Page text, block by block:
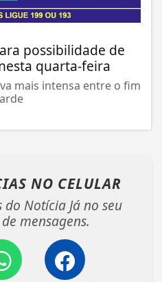
possibilidade de
quarta-feira
mais intensa entre o fim
NO CELULAR
do Notícia Já no seu
mensagens.